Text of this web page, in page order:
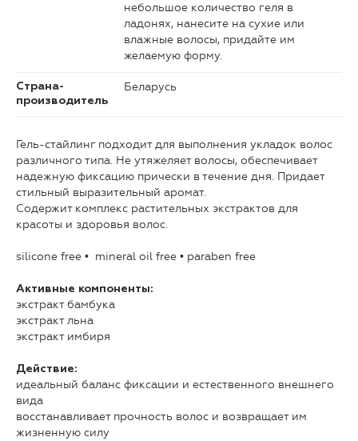
небольшое количество геля в
ладонях, нанесите на сухие или
влажные волосы, придайте им
желаемую форму.
Страна-
производитель
Беларусь
Гель-стайлинг подходит для выполнения укладок волос
различного типа. Не утяжеляет волосы, обеспечивает
надежную фиксацию прически в течение дня. Придает
стильный выразительный аромат.
Содержит комплекс растительных экстрактов для
красоты и здоровья волос.
silicone free • mineral oil free • paraben free
Активные компоненты:
экстракт бамбука
экстракт льна
экстракт имбиря
Действие:
идеальный баланс фиксации и естественного внешнего
вида
восстанавливает прочность волос и возвращает им
жизненную силу